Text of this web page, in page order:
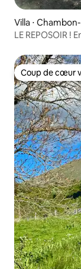
Villa ⋅
LE REPOSOIR !
Coup de cœur
Coup de cœur